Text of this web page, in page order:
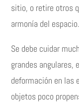
sitio, o retire otros
armonía del espacio.
Se debe cuidar
grandes angulares,
deformación en las
objetos poco